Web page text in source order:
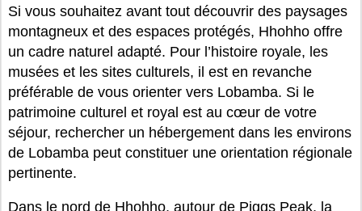
Si vous souhaitez avant tout découvrir des paysages
montagneux et des espaces protégés, Hhohho offre
un cadre naturel adapté. Pour l’histoire royale, les
musées et les sites culturels, il est en revanche
préférable de vous orienter vers Lobamba. Si le
patrimoine culturel et royal est au cœur de votre
séjour, rechercher un hébergement dans les environs
de Lobamba peut constituer une orientation régionale
pertinente.
Dans le nord de Hhohho, autour de Piggs Peak, la